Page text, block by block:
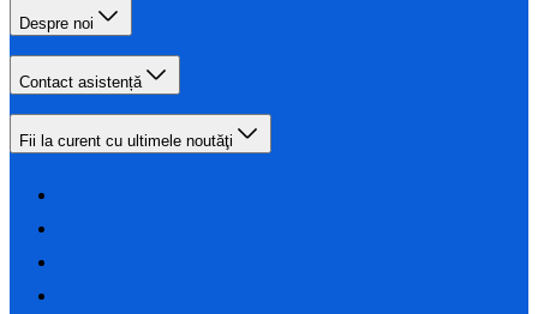
Despre noi
Contact asistență
Fii la curent cu ultimele noutăţi